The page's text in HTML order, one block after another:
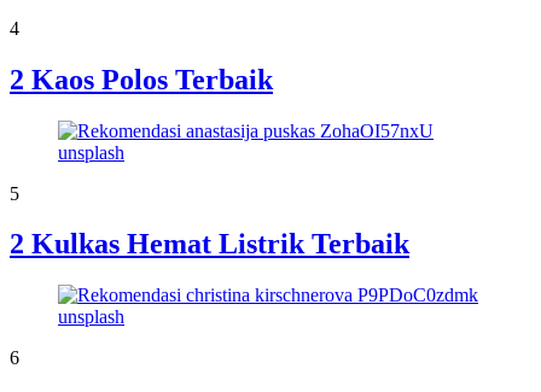
4
2 Kaos Polos Terbaik
5
2 Kulkas Hemat Listrik Terbaik
6